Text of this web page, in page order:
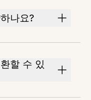
나요?
할 수 있